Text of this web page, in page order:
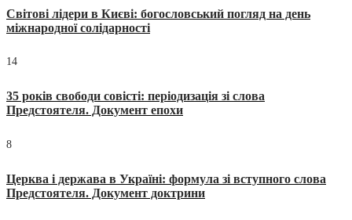
Світові лідери в Києві: богословський погляд на день
міжнародної солідарності
14
35 років свободи совісті: періодизація зі слова
Предстоятеля. Документ епохи
8
Церква і держава в Україні: формула зі вступного слова
Предстоятеля. Документ доктрини